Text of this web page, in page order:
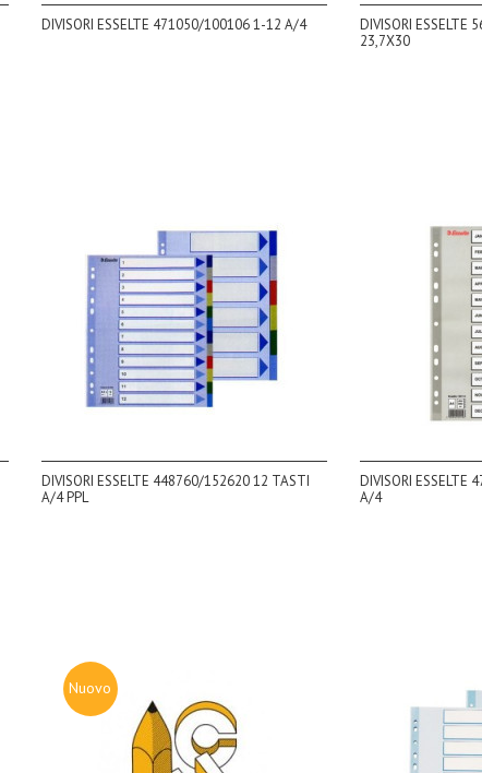
DIVISORI ESSELTE 471050/100106 1-12 A/4
DIVISORI
23,7X30
DIVISORI ESSELTE 448760/152620 12 TASTI
A/4 PPL
DIVISORI ESSELTE
A/4
Nuovo